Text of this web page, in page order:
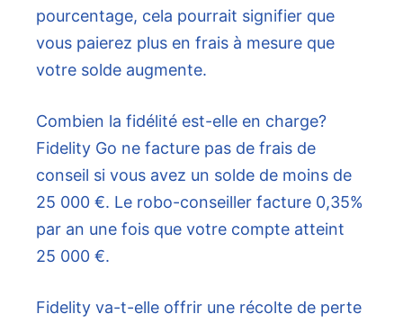
pourcentage, cela pourrait signifier que
vous paierez plus en frais à mesure que
votre solde augmente.
Combien la fidélité est-elle en charge?
Fidelity Go ne facture pas de frais de
conseil si vous avez un solde de moins de
25 000 €. Le robo-conseiller facture 0,35%
par an une fois que votre compte atteint
25 000 €.
Fidelity va-t-elle offrir une récolte de perte